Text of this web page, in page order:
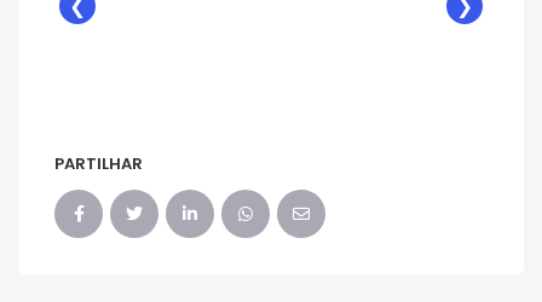
❮ ❯
PARTILHAR